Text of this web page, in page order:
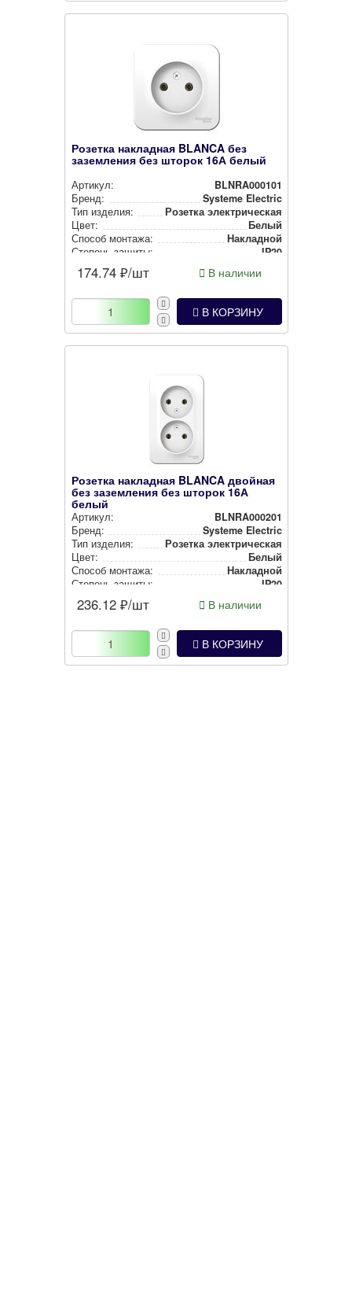
Розетка накладная BLANCA без
заземления без шторок 16А белый
Артикул:
BLNRA000101
Бренд:
Systeme Electric
Тип изделия:
Розетка элек­три­чес­кая
Цвет:
Белый
Способ монтажа:
Накладной
Степень защиты:
IP20
174.74 ₽/шт В наличии
В КОРЗИНУ
Розетка накладная BLANCA двойная
без заземления без шторок 16А
белый
Артикул:
BLNRA000201
Бренд:
Systeme Electric
Тип изделия:
Розетка элек­три­чес­кая
Цвет:
Белый
Способ монтажа:
Накладной
Степень защиты:
IP20
236.12 ₽/шт В наличии
В КОРЗИНУ